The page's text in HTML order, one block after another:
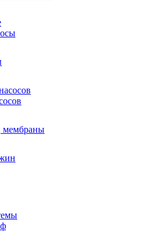
мембраны